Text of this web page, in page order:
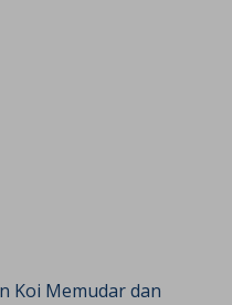
Koi Memudar dan